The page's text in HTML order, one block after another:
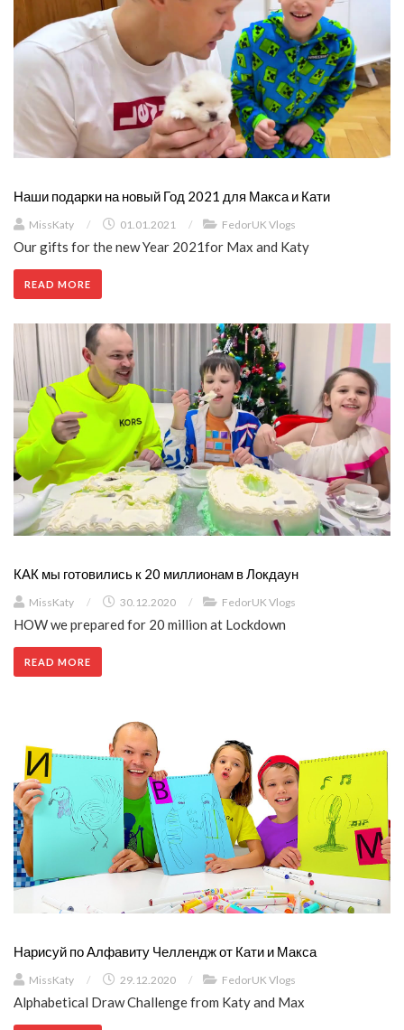
Наши подарки на новый Год 2021 для Макса и Кати
MissKaty / 01.01.2021 / FedorUK Vlogs
Our gifts for the new Year 2021for Max and Katy
READ MORE
КАК мы готовились к 20 миллионам в Локдаун
MissKaty / 30.12.2020 / FedorUK Vlogs
HOW we prepared for 20 million at Lockdown
READ MORE
Нарисуй по Алфавиту Челлендж от Кати и Макса
MissKaty / 29.12.2020 / FedorUK Vlogs
Alphabetical Draw Challenge from Katy and Max